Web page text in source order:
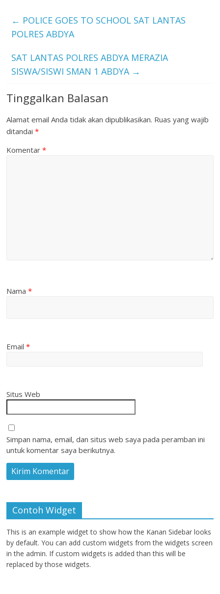
← POLICE GOES TO SCHOOL SAT LANTAS
POLRES ABDYA
SAT LANTAS POLRES ABDYA MERAZIA
SISWA/SISWI SMAN 1 ABDYA →
Tinggalkan Balasan
Alamat email Anda tidak akan dipublikasikan. Ruas yang wajib
ditandai*
Komentar*
Nama*
Email*
Situs Web
Simpan nama, email, dan situs web saya pada peramban ini
untuk komentar saya berikutnya.
Contoh Widget
This is an example widget to show how the Kanan Sidebar looks
by default. You can add custom widgets from the widgets screen
in the admin. If custom widgets is added than this will be
replaced by those widgets.